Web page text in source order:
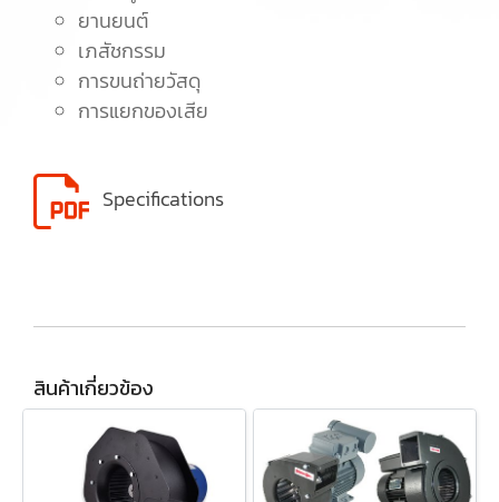
ยานยนต์
เภสัชกรรม
การขนถ่ายวัสดุ
การแยกของเสีย
Specifications
สินค้าเกี่ยวข้อง